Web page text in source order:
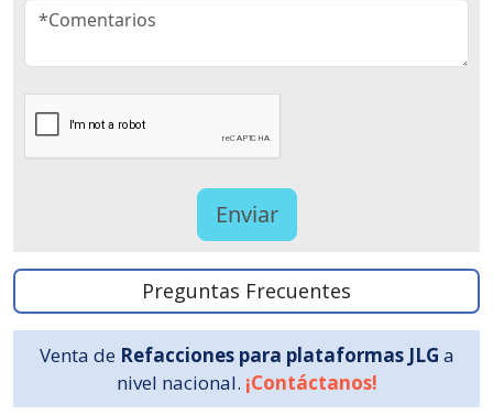
Preguntas Frecuentes
Venta de Refacciones para plataformas JLG a
nivel nacional. ¡Contáctanos!